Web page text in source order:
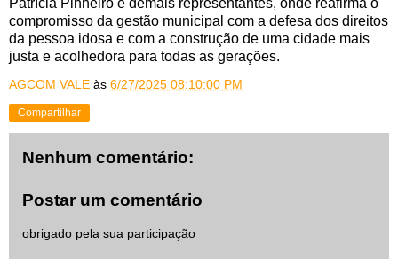
Patrícia Pinheiro e demais representantes, onde reafirma o
compromisso da gestão municipal com a defesa dos direitos
da pessoa idosa e com a construção de uma cidade mais
justa e acolhedora para todas as gerações.
AGCOM VALE às 6/27/2025 08:10:00 PM
Compartilhar
Nenhum comentário:
Postar um comentário
obrigado pela sua participação